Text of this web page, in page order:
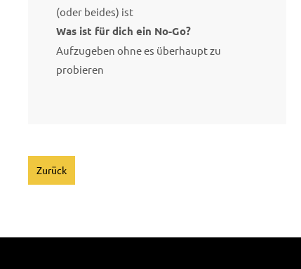
(oder beides) ist
Was ist für dich ein No-Go?
Aufzugeben ohne es überhaupt zu
probieren
Zurück